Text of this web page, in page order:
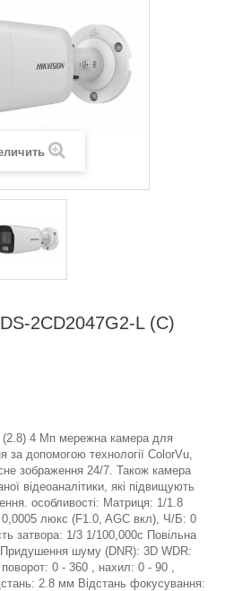
2CD2047G2-L (C)
(2.8) 4 Мп мережна камера для
за допомогою технології ColorVu,
зображення 24/7. Також камера
відеоаналітики, які підвищують
особливості: Матриця: 1/1.8
0,0005 люкс (F1.0, AGC вкл), Ч/Б: 0
затвора: 1/3 1/100,000с Повільна
шуму (DNR): 3D WDR:
0 - 360 , нахил: 0 - 90 ,
2.8 мм Відстань фокусування: